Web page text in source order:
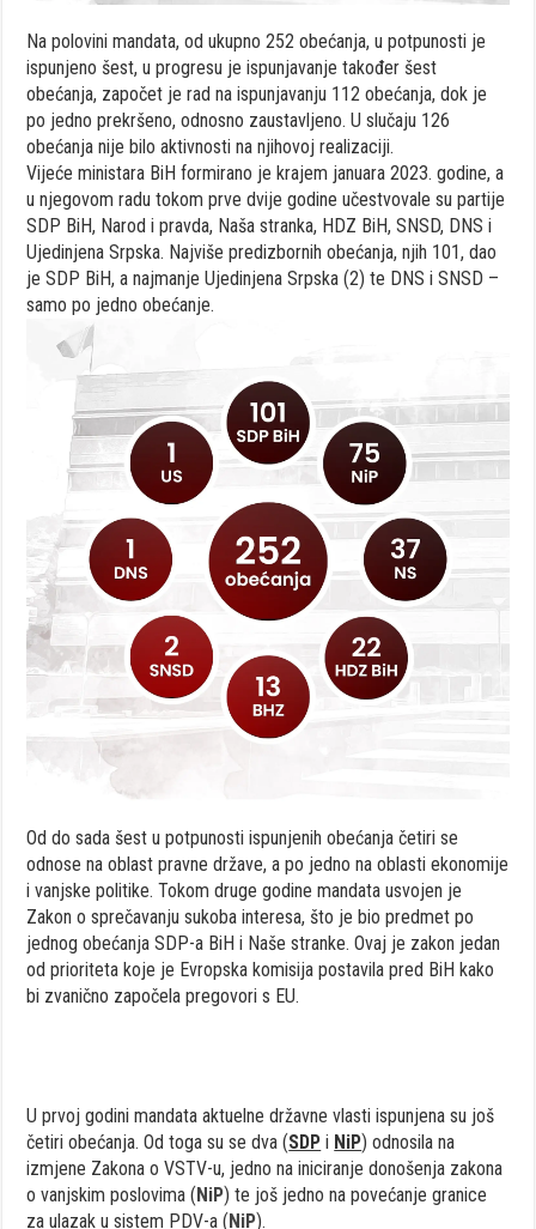
Na polovini mandata, od ukupno 252 obećanja, u potpunosti je
ispunjeno šest, u progresu je ispunjavanje također šest
obećanja, započet je rad na ispunjavanju 112 obećanja, dok je
po jedno prekršeno, odnosno zaustavljeno. U slučaju 126
obećanja nije bilo aktivnosti na njihovoj realizaciji.
Vijeće ministara BiH formirano je krajem januara 2023. godine, a
u njegovom radu tokom prve dvije godine učestvovale su partije
SDP BiH, Narod i pravda, Naša stranka, HDZ BiH, SNSD, DNS i
Ujedinjena Srpska. Najviše predizbornih obećanja, njih 101, dao
je SDP BiH, a najmanje Ujedinjena Srpska (2) te DNS i SNSD –
samo po jedno obećanje.
Od do sada šest u potpunosti ispunjenih obećanja četiri se
odnose na oblast pravne države, a po jedno na oblasti ekonomije
i vanjske politike. Tokom druge godine mandata usvojen je
Zakon o sprečavanju sukoba interesa, što je bio predmet po
jednog obećanja SDP-a BiH i Naše stranke. Ovaj je zakon jedan
od prioriteta koje je Evropska komisija postavila pred BiH kako
bi zvanično započela pregovori s EU.
U prvoj godini mandata aktuelne državne vlasti ispunjena su još
četiri obećanja. Od toga su se dva (SDP i NiP) odnosila na
izmjene Zakona o VSTV-u, jedno na iniciranje donošenja zakona
o vanjskim poslovima ( NiP) te još jedno na povećanje granice
za ulazak u sistem PDV-a ( NiP).